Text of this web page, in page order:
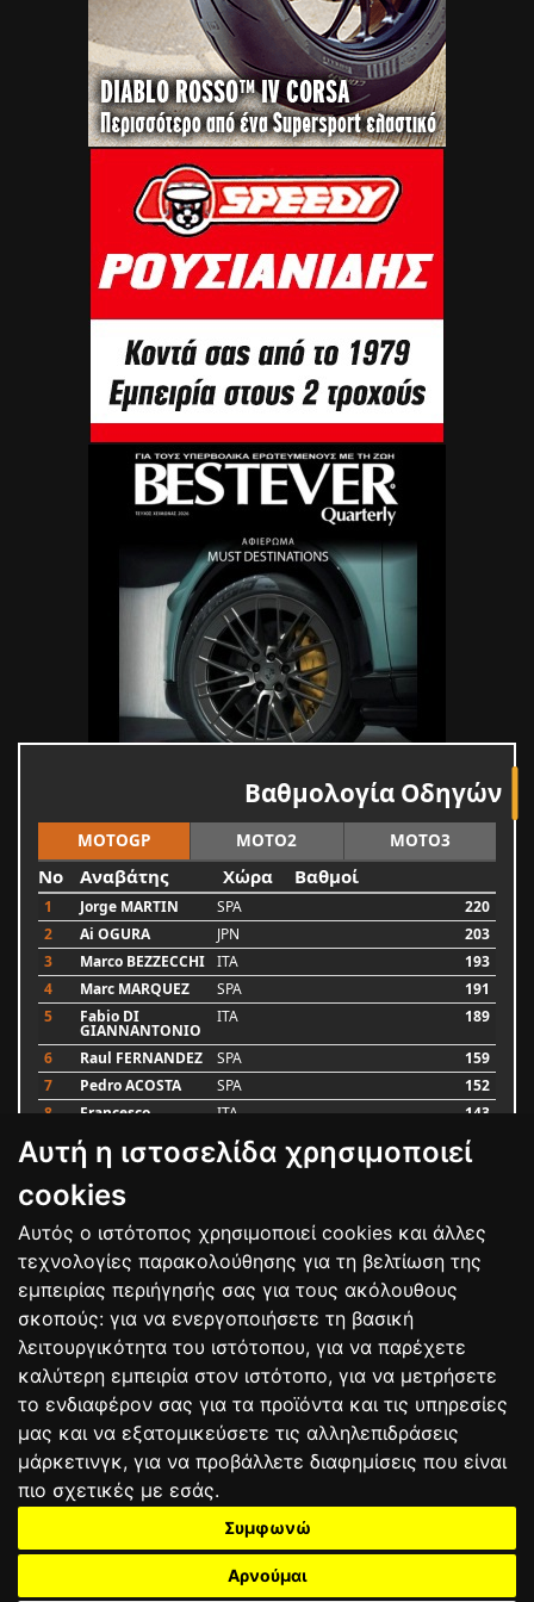
Αυτή η ιστοσελίδα χρησιμοποιεί
cookies
Αυτός ο ιστότοπος χρησιμοποιεί cookies και άλλες
τεχνολογίες παρακολούθησης για τη βελτίωση της
εμπειρίας περιήγησής σας για τους ακόλουθους
σκοπούς: για να ενεργοποιήσετε τη βασική
λειτουργικότητα του ιστότοπου, για να παρέχετε
καλύτερη εμπειρία στον ιστότοπο, για να μετρήσετε
το ενδιαφέρον σας για τα προϊόντα και τις υπηρεσίες
μας και να εξατομικεύσετε τις αλληλεπιδράσεις
μάρκετινγκ, για να προβάλλετε διαφημίσεις που είναι
πιο σχετικές με εσάς.
Συμφωνώ
Αρνούμαι
Βαθμολογία Οδηγών
MOTOGP MOTO2 MOTO3
No Αναβάτης Χώρα Βαθμοί
1 Jorge MARTIN SPA
220
2
Ai OGURA JPN
203
3
Marco BEZZECCHI ITA
193
4
Marc MARQUEZ SPA
191
5
Fabio DI
GIANNANTONIO
ITA 189
6 Raul FERNANDEZ SPA
159
7
Pedro ACOSTA SPA
152
8
Francesco ITA 143
9 Alex MARQUEZ SPA
Luca MARINI
Bαθμολογία
ΟΡΟΙ ΧΡΗΣΗΣΠΟΛΙΤΙΚΗ ΠΡΟΣΤΑΣΙΑΣ
ΑΓΩΝΕΣΑΠΟΤΕΛΕΣΜΑΤΑΑΓΟΡΑ